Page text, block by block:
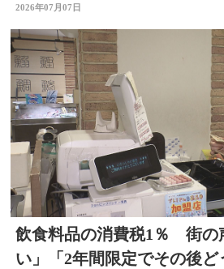
低下 大分
2026年07月07日
飲食料品の消費税1％ 街の
い」「2年間限定でその後ど